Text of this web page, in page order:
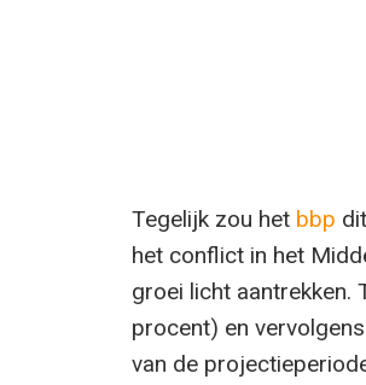
Tegelijk zou het bbp
het conflict in het
groei licht aantrekken.
procent) en
van de